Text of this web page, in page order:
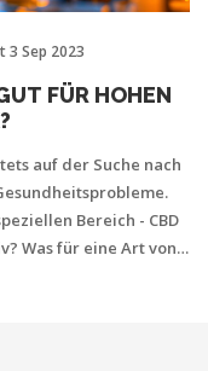
3 Sep 2023
FÜR HOHEN
auf der Suche nach
Bereich - CBD
Was für eine Art von